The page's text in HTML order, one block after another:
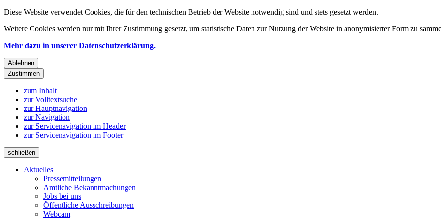
Diese Website verwendet Cookies, die für den technischen Betrieb der Website notwendig sind und stets gesetzt werden.
Weitere Cookies werden nur mit Ihrer Zustimmung gesetzt, um statistische Daten zur Nutzung der Website in anonymisierter Form zu
Mehr dazu in unserer Datenschutzerklärung.
Ablehnen
Zustimmen
zum Inhalt
zur Volltextsuche
zur Hauptnavigation
zur Navigation
zur Servicenavigation im Header
zur Servicenavigation im Footer
schließen
Aktuelles
Pressemitteilungen
Amtliche Bekanntmachungen
Jobs bei uns
Öffentliche Ausschreibungen
Webcam